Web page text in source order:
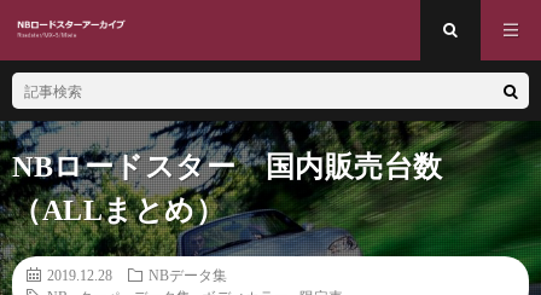
NBロードスター 国内販売台数
（ALLまとめ）
2019.12.28
NBデータ集